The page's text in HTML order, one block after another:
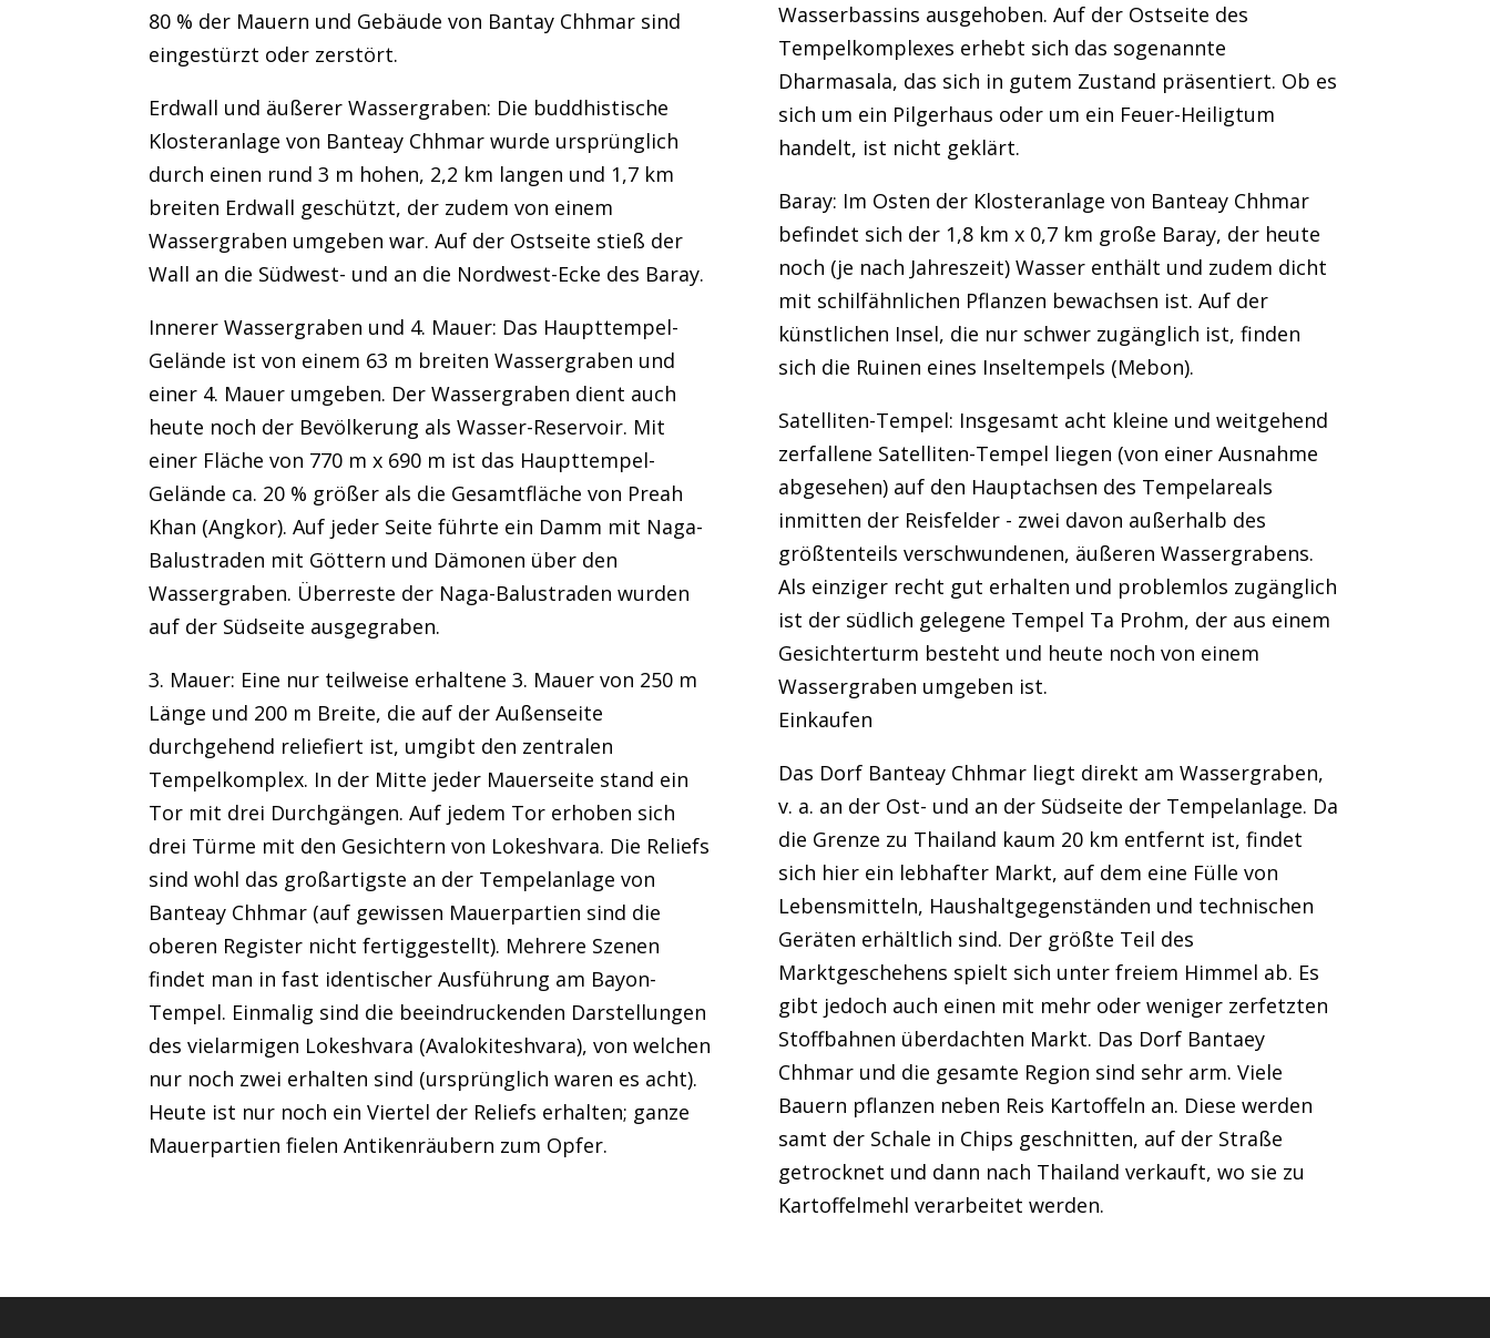
80 % der Mauern und Gebäude von Bantay Chhmar sind
eingestürzt oder zerstört.
Erdwall und äußerer Wassergraben: Die buddhistische
Klosteranlage von Banteay Chhmar wurde ursprünglich
durch einen rund 3 m hohen, 2,2 km langen und 1,7 km
breiten Erdwall geschützt, der zudem von einem
Wassergraben umgeben war. Auf der Ostseite stieß der
Wall an die Südwest- und an die Nordwest-Ecke des Baray.
Innerer Wassergraben und 4. Mauer: Das Haupttempel-
Gelände ist von einem 63 m breiten Wassergraben und
einer 4. Mauer umgeben. Der Wassergraben dient auch
heute noch der Bevölkerung als Wasser-Reservoir. Mit
einer Fläche von 770 m x 690 m ist das Haupttempel-
Gelände ca. 20 % größer als die Gesamtfläche von Preah
Khan (Angkor). Auf jeder Seite führte ein Damm mit Naga-
Balustraden mit Göttern und Dämonen über den
Wassergraben. Überreste der Naga-Balustraden wurden
auf der Südseite ausgegraben.
3. Mauer: Eine nur teilweise erhaltene 3. Mauer von 250 m
Länge und 200 m Breite, die auf der Außenseite
durchgehend reliefiert ist, umgibt den zentralen
Tempelkomplex. In der Mitte jeder Mauerseite stand ein
Tor mit drei Durchgängen. Auf jedem Tor erhoben sich
drei Türme mit den Gesichtern von Lokeshvara. Die Reliefs
sind wohl das großartigste an der Tempelanlage von
Banteay Chhmar (auf gewissen Mauerpartien sind die
oberen Register nicht fertiggestellt). Mehrere Szenen
findet man in fast identischer Ausführung am Bayon-
Tempel. Einmalig sind die beeindruckenden Darstellungen
des vielarmigen Lokeshvara (Avalokiteshvara), von welchen
nur noch zwei erhalten sind (ursprünglich waren es acht).
Heute ist nur noch ein Viertel der Reliefs erhalten; ganze
Mauerpartien fielen Antikenräubern zum Opfer.
Wasserbassins ausgehoben. Auf der Ostseite des
Tempelkomplexes erhebt sich das sogenannte
Dharmasala, das sich in gutem Zustand präsentiert. Ob es
sich um ein Pilgerhaus oder um ein Feuer-Heiligtum
handelt, ist nicht geklärt.
Baray: Im Osten der Klosteranlage von Banteay Chhmar
befindet sich der 1,8 km x 0,7 km große Baray, der heute
noch (je nach Jahreszeit) Wasser enthält und zudem dicht
mit schilfähnlichen Pflanzen bewachsen ist. Auf der
künstlichen Insel, die nur schwer zugänglich ist, finden
sich die Ruinen eines Inseltempels (Mebon).
Satelliten-Tempel: Insgesamt acht kleine und weitgehend
zerfallene Satelliten-Tempel liegen (von einer Ausnahme
abgesehen) auf den Hauptachsen des Tempelareals
inmitten der Reisfelder - zwei davon außerhalb des
größtenteils verschwundenen, äußeren Wassergrabens.
Als einziger recht gut erhalten und problemlos zugänglich
ist der südlich gelegene Tempel Ta Prohm, der aus einem
Gesichterturm besteht und heute noch von einem
Wassergraben umgeben ist.
Einkaufen
Das Dorf Banteay Chhmar liegt direkt am Wassergraben,
v. a. an der Ost- und an der Südseite der Tempelanlage. Da
die Grenze zu Thailand kaum 20 km entfernt ist, findet
sich hier ein lebhafter Markt, auf dem eine Fülle von
Lebensmitteln, Haushaltgegenständen und technischen
Geräten erhältlich sind. Der größte Teil des
Marktgeschehens spielt sich unter freiem Himmel ab. Es
gibt jedoch auch einen mit mehr oder weniger zerfetzten
Stoffbahnen überdachten Markt. Das Dorf Bantaey
Chhmar und die gesamte Region sind sehr arm. Viele
Bauern pflanzen neben Reis Kartoffeln an. Diese werden
samt der Schale in Chips geschnitten, auf der Straße
getrocknet und dann nach Thailand verkauft, wo sie zu
Kartoffelmehl verarbeitet werden.